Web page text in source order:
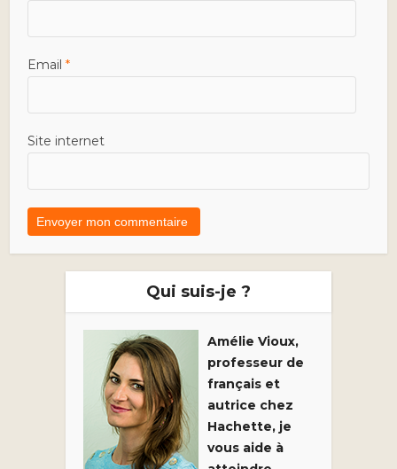
Email*
Site internet
Qui suis-je ?
Amélie Vioux,
professeur de
français et
autrice chez
Hachette, je
vous aide à